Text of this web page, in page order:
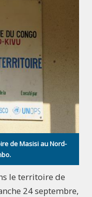
de Masisi au Nord-
le territoire de
24 septembre,